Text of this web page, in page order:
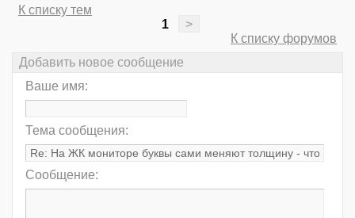
К списку тем
1
>
К списку форумов
Добавить новое сообщение
Ваше имя:
Тема сообщения:
Сообщение: